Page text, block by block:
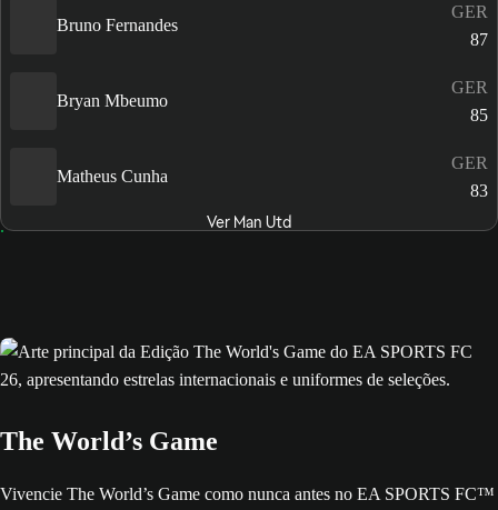
Bruno Fernandes
GER
87
Bryan Mbeumo
GER
85
Matheus Cunha
GER
83
Ver Man Utd
The World’s Game
Vivencie The World’s Game como nunca antes no EA SPORTS FC™